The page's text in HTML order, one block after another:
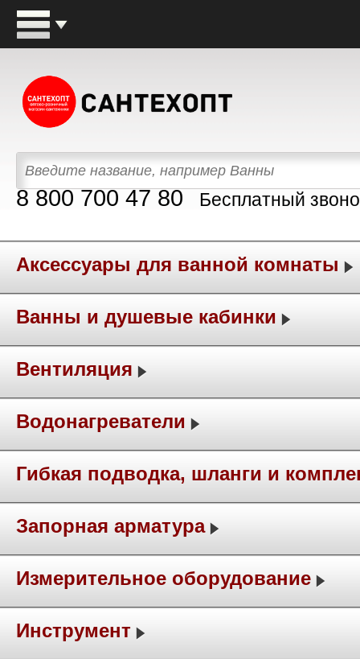
8 800 700 47 80 Бесплатный
Аксессуары для ванной комнаты
Ванны и душевые кабинки
Вентиляция
Водонагреватели
Гибкая подводка, шланги и
Запорная арматура
Измерительное оборудование
Инструмент